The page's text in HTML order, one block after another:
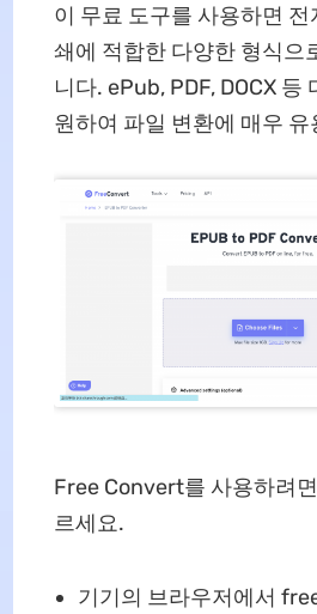
이 무료 도구를 사용하면 전
쇄에 적합한 다양한 형식으
니다. ePub, PDF, DOCX 등
원하여 파일 변환에 매우
Free Convert를 사용하려
르세요.
기기의 브라우저에서